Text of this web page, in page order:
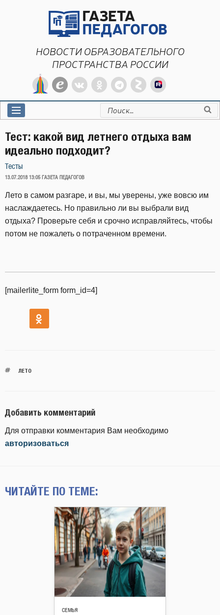
НОВОСТИ ОБРАЗОВАТЕЛЬНОГО
ПРОСТРАНСТВА РОССИИ
Искать:
Тест: какой вид летнего отдыха вам
идеально подходит?
Тесты
ОПУБЛИКОВАНО
13.07.2018 13:05 ГАЗЕТА ПЕДАГОГОВ
Лето в самом разгаре, и вы, мы уверены, уже вовсю им
наслаждаетесь. Но правильно ли вы выбрали вид
отдыха? Проверьте себя и срочно исправляйтесь, чтобы
потом не пожалеть о потраченном времени.
[mailerlite_form form_id=4]
ЛЕТО
Добавить комментарий
Для отправки комментария Вам необходимо
авторизоваться
ЧИТАЙТЕ ПО ТЕМЕ:
СЕМЬЯ